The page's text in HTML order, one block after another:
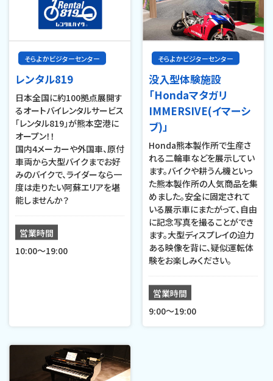
そらよかビジターセンター
レンタル819
日本全国に約100拠点展開す
るオートバイレンタルサービス
「レンタル819」が熊本空港に
オープン！！
国内4メーカーや外国車、原付
車両から大型バイクまでお好
みのバイクで、ライダーなら一
度は走りたい阿蘇エリアを堪
能しませんか？
営業時間
10:00～19:00
そらよかビジターセンター
没入型体験施設
「Hondaマタガリ
IMMERSIVE(イマーシ
ブ)」
Honda熊本製作所で生産さ
れる二輪車などを展示してい
ます。バイクや耕うん機といっ
た熊本製作所の人気商品を集
めました。安全に固定されて
いる展示車にまたがって、自由
に記念写真を撮ることができ
ます。大型ディスプレイの迫力
ある映像を背に、疑似運転体
験をお楽しみください。
営業時間
9:00～19:00